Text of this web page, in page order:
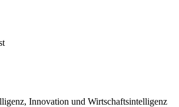
Innovation und Wirtschaftsintelligenz